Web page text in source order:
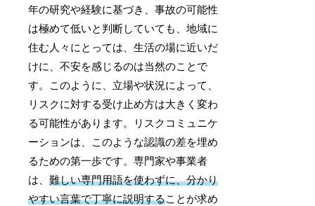
年の研究や経験に基づき、事故の可能性
は極めて低いと判断していても、地域に
住む人々にとっては、生活の場に近いだ
けに、不安を感じるのは当然のことで
す。このように、立場や状況によって、
リスクに対する受け止め方は大きく変わ
る可能性があります。リスクコミュニケ
ーションは、このような認識の差を埋め
るための第一歩です。専門家や事業者
は、難しい専門用語を使わずに、分かり
やすい言葉で丁寧に説明することが求め